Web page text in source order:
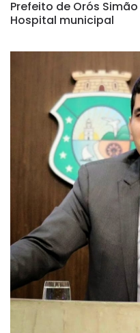
Prefeito de Orós
Hospital municipal